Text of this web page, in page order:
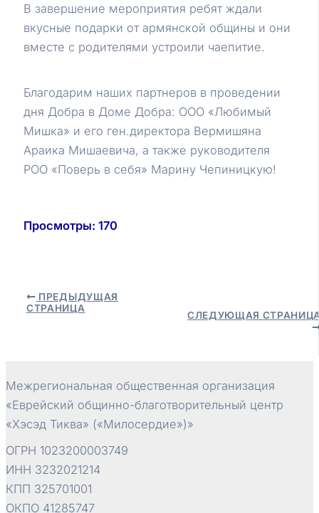
В завершение мероприятия ребят ждали
вкусные подарки от армянской общины и они
вместе с родителями устроили чаепитие.
Благодарим наших партнеров в проведении
дня Добра в Доме Добра: ООО «Любимый
Мишка» и его ген.директора Вермишяна
Араика Мишаевича, а также руководителя
РОО «Поверь в себя» Марину Чепиницкую!
Просмотры: 170
Навигация
ПРЕДЫДУЩАЯ
СТРАНИЦА
СЛЕДУЮЩАЯ
Межрегиональная общественная организация
«Еврейский общинно-благотворительный центр
«Хэсэд Тиква» («Милосердие»)»
ОГРН 1023200003749
ИНН 3232021214
КПП 325701001
ОКПО 41285747